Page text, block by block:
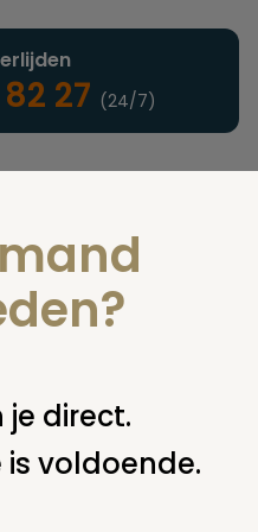
27 (24/7)
overige financiering uit
je direct.
voldoende.